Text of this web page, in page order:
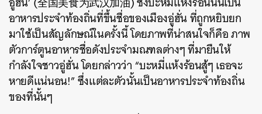
อาหารประจำท้องถิ่นที่ขึ้นชื่อของเมืองอู่ฮั่นที่ถูกหยิบยก
มาใช้เป็นสัญลักษณ์ในครั้งนี้โดยภาพที่น่าสนใจก็คือภาพ
ตัวการ์ตูนอาหารชื่อดังประจำมณฑลต่างๆที่มายืนให้
กำลังใจชาวอู่ฮั่นโดยกล่าวว่า“บะหมี่แห้งร้อนสู้ๆเธอจะ
หายดีแน่นอน!”ซึ่งแต่ละตัวนั้นเป็นอาหารประจำท้องถิ่น
ของที่นั้นๆ